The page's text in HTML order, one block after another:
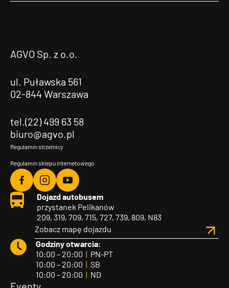
AGVO Sp. z o.o.
ul. Puławska 561
02-844 Warszawa
tel.(22) 499 63 58
biuro@agvo.pl
Regulamin strzelnicy
Regulamin sklepu internetowego
Agvo
Facebook
Agvo
Instagram
Agvo
YouTube
Dojazd autobusem
przystanek Pelikanów
209, 319, 709, 715, 727, 739, 809, N83
Zobacz mapę dojazdu
Godziny otwarcia:
10:00 – 20:00 | PN-PT
10:00 – 20:00 | SB
10:00 – 20:00 | ND